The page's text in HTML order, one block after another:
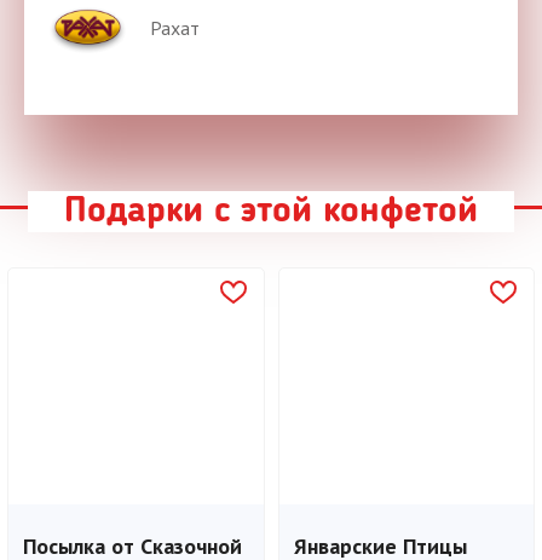
Рахат
Подарки с этой конфетой
Посылка от Сказочной
Январские Птицы